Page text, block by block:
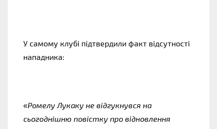
У самому клубі підтвердили факт відсутності
нападника:
«Ромелу Лукаку не відгукнувся на
сьогоднішню повістку про відновлення